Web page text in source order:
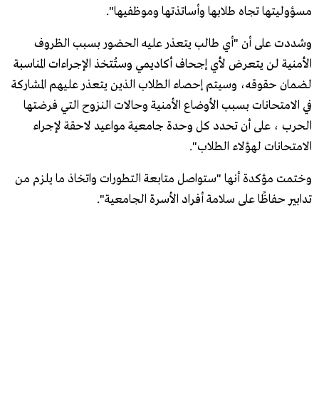
مسؤوليتها تجاه طلابها وأساتذتها وموظفيها".
وشددت على أن "أي طالب يتعذر عليه الحضور بسبب الظروف
الأمنية لن يتعرض لأي إجحاف أكاديمي وستُتخذ الإجراءات المناسبة
لضمان حقوقه، وسيتم إحصاء الطلاب الذين يتعذر عليهم المشاركة
في الامتحانات بسبب الأوضاع الأمنية وحالات النزوح التي فرضتها
الحرب ، على أن تحدد كل وحدة جامعية مواعيد لاحقة لإجراء
الامتحانات لهؤلاء الطلاب".
وختمت مؤكدة أنها "ستواصل متابعة التطورات واتخاذ ما يلزم من
تدابير حفاظًا على سلامة أفراد الأسرة الجامعية".